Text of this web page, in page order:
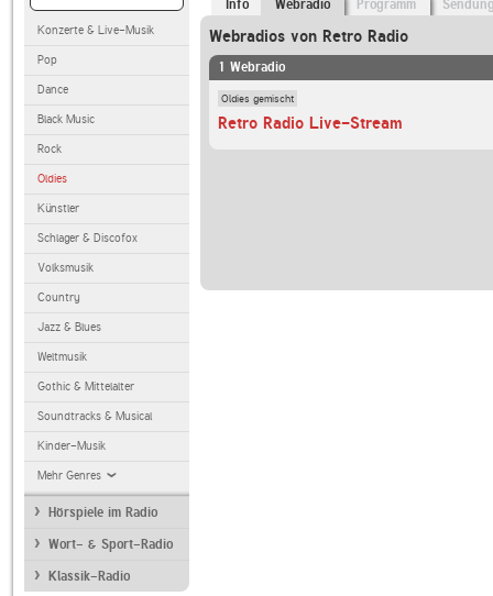
Konzerte & Live-Musik
Pop
Dance
Black Music
Rock
Oldies
Künstler
Schlager & Discofox
Volksmusik
Country
Jazz & Blues
Weltmusik
Gothic & Mittelalter
Soundtracks & Musical
Kinder-Musik
Mehr Genres
Hörspiele im Radio
Wort- & Sport-Radio
Klassik-Radio
Info Webradio Programm
Webradios von Retro Radio
1 Webradio
Oldies gemischt
Retro Radio Live-Stream